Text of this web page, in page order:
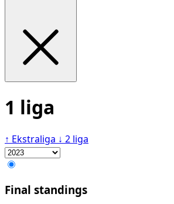
1 liga
↑ Ekstraliga ↓ 2 liga
Final standings